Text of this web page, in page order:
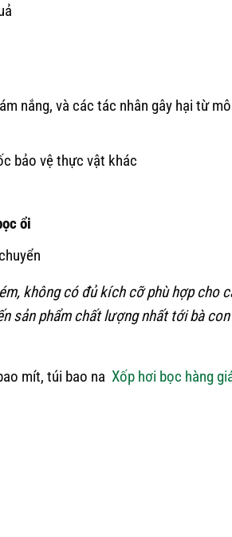
nắng, và các tác nhân gây hại từ
bảo vệ thực vật khác
ổi
không có đủ kích cỡ phù hợp cho
sản phẩm chất lượng nhất tới bà
mít, túi bao na Xốp hơi bọc hàng